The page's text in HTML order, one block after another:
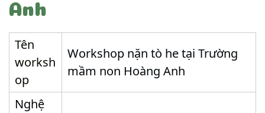
Anh
Tên
worksh
op
Workshop nặn tò he tại Trường
mầm non Hoàng Anh
Nghệ